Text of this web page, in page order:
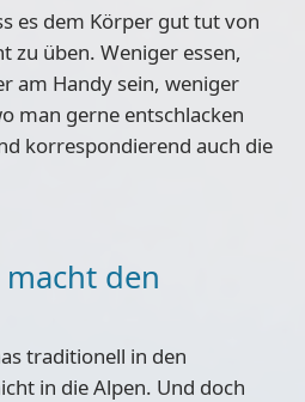
es dem Körper gut tut von
zu üben. Weniger essen,
am Handy sein, weniger
man gerne entschlacken
korrespondierend auch die
macht den
traditionell in den
in die Alpen. Und doch